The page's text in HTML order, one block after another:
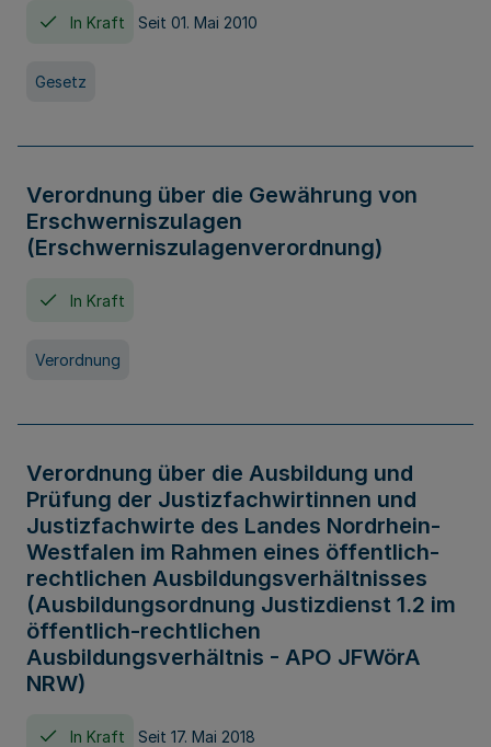
In Kraft Seit 01. Mai 2010
Gesetz
Verordnung über die Gewährung von
Erschwerniszulagen
(Erschwerniszulagenverordnung)
In Kraft
Verordnung
Verordnung über die Ausbildung und
Prüfung der Justizfachwirtinnen und
Justizfachwirte des Landes Nordrhein-
Westfalen im Rahmen eines öffentlich-
rechtlichen Ausbildungsverhältnisses
(Ausbildungsordnung Justizdienst 1.2 im
öffentlich-rechtlichen
Ausbildungsverhältnis - APO JFWörA
NRW)
In Kraft Seit 17. Mai 2018